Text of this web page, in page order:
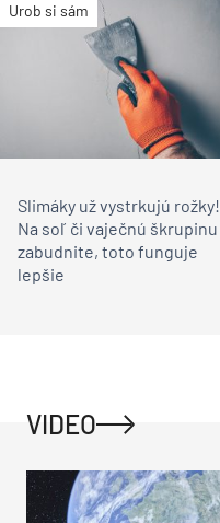
Urob si sám
Slimáky už vystrkujú rožky!
Na soľ či vaječnú škrupinu
zabudnite, toto funguje
lepšie
VIDEO